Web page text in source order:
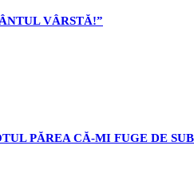
VÂRSTĂ!”
PĂREA CĂ-MI FUGE DE